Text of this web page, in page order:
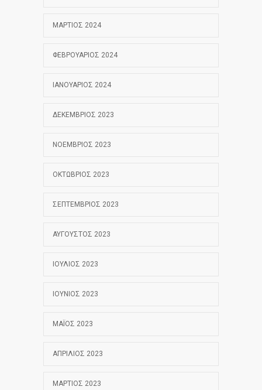
ΜΆΡΤΙΟΣ 2024
ΦΕΒΡΟΥΆΡΙΟΣ 2024
ΙΑΝΟΥΆΡΙΟΣ 2024
ΔΕΚΈΜΒΡΙΟΣ 2023
ΝΟΈΜΒΡΙΟΣ 2023
ΟΚΤΏΒΡΙΟΣ 2023
ΣΕΠΤΈΜΒΡΙΟΣ 2023
ΑΎΓΟΥΣΤΟΣ 2023
ΙΟΎΛΙΟΣ 2023
ΙΟΎΝΙΟΣ 2023
ΜΆΙΟΣ 2023
ΑΠΡΊΛΙΟΣ 2023
ΜΆΡΤΙΟΣ 2023